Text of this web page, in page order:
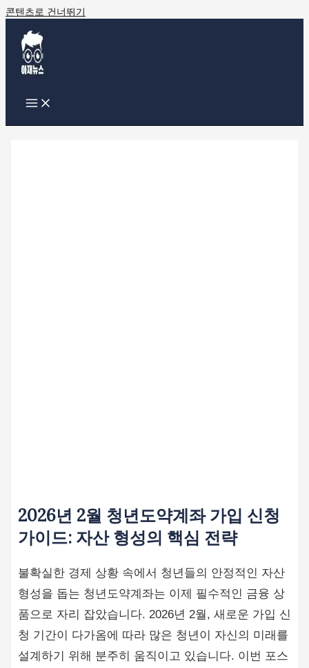
콘텐츠로 건너뛰기
2026년 2월 청년도약계좌 가입 신청
가이드: 자산 형성의 핵심 전략
불확실한 경제 상황 속에서 청년들의 안정적인 자산
형성을 돕는 청년도약계좌는 이제 필수적인 금융 상
품으로 자리 잡았습니다. 2026년 2월, 새로운 가입 신
청 기간이 다가옴에 따라 많은 청년이 자신의 미래를
설계하기 위해 분주히 움직이고 있습니다. 이번 포스